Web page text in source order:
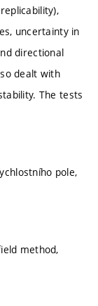
uncertainty in
directional
dealt with
The tests
pole,
method,